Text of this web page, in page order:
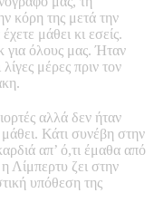
κόρη της μετά την
μάθει κι εσείς.
για όλους μας. Ήταν
μέρες πριν τον
αλλά δεν ήταν
μάθει. Κάτι συνέβη στην
απ’ ό,τι έμαθα από
Λίμπερτυ ζει στην
υπόθεση της